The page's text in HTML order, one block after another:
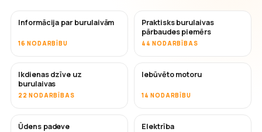
Informācija par burulaivām
16 NODARBĪBU
Praktisks burulaivas
pārbaudes piemērs
44 NODARBĪBAS
Ikdienas dzīve uz
burulaivas
22 NODARBĪBAS
Iebūvēto motoru
14 NODARBĪBU
Ūdens padeve Elektrība